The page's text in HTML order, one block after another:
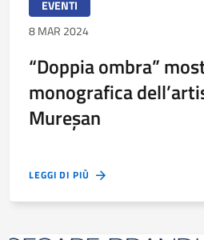
EVENTI
8 MAR 2024
“Doppia ombra”
monografica
Mureşan
LEGGI DI PIÙ